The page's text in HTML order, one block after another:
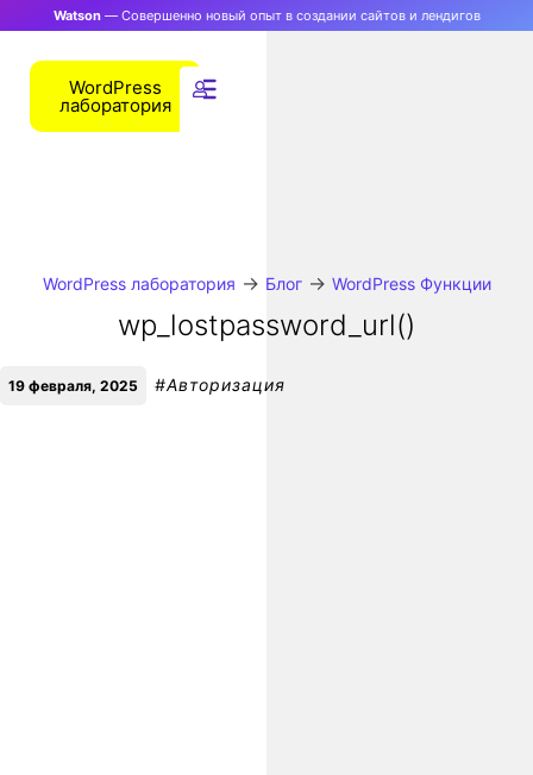
Watson— Совершенно новый опыт в создании сайтов и лендигов
WordPress
лаборатория
WordPress лаборатория → Блог→ WordPress Функции
wp_lostpassword_url()
19 февраля, 2025 #Авторизация